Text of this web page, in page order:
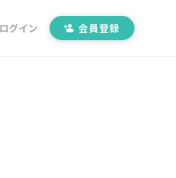
ログイン 会員登録